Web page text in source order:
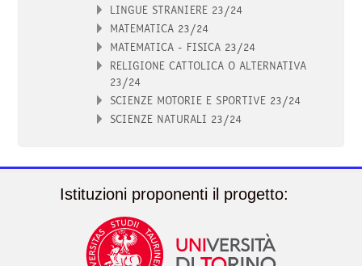
LINGUE STRANIERE 23/24
MATEMATICA 23/24
MATEMATICA - FISICA 23/24
RELIGIONE CATTOLICA O ALTERNATIVA
23/24
SCIENZE MOTORIE E SPORTIVE 23/24
SCIENZE NATURALI 23/24
Istituzioni proponenti il progetto: